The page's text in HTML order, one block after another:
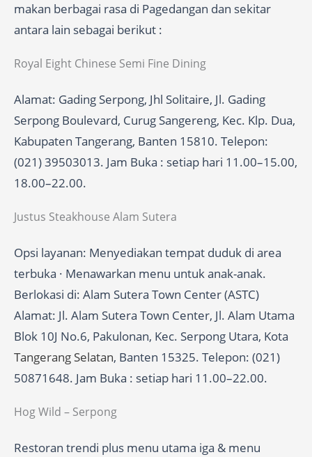
makan berbagai rasa di Pagedangan dan sekitar
antara lain sebagai berikut :
Royal Eight Chinese Semi Fine Dining
Alamat: Gading Serpong, Jhl Solitaire, Jl. Gading
Serpong Boulevard, Curug Sangereng, Kec. Klp. Dua,
Kabupaten Tangerang, Banten 15810. Telepon:
(021) 39503013. Jam Buka : setiap hari 11.00–15.00,
18.00–22.00.
Justus Steakhouse Alam Sutera
Opsi layanan: Menyediakan tempat duduk di area
terbuka · Menawarkan menu untuk anak-anak.
Berlokasi di: Alam Sutera Town Center (ASTC)
Alamat: Jl. Alam Sutera Town Center, Jl. Alam Utama
Blok 10J No.6, Pakulonan, Kec. Serpong Utara, Kota
Tangerang Selatan, Banten 15325. Telepon: (021)
50871648. Jam Buka : setiap hari 11.00–22.00.
Hog Wild – Serpong
Restoran trendi plus menu utama iga & menu